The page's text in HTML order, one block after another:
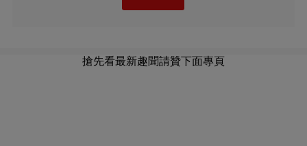
搶先看最新趣聞請贊下面專頁